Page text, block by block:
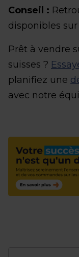
Conseil :
disponibles
Prêt à vendre
suisses ?
planifiez une
avec notre